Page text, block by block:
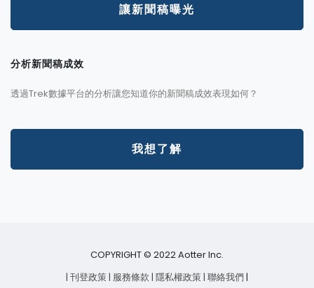
讓新聞稿曝光
分析新聞稿成效
透過Trek數據平台的分析讓您知道你的新聞稿成效表現如何？
我想了解
COPYRIGHT © 2022 Aotter Inc.
| 刊登政策| 服務條款 | 隱私權政策| 聯絡我們 |